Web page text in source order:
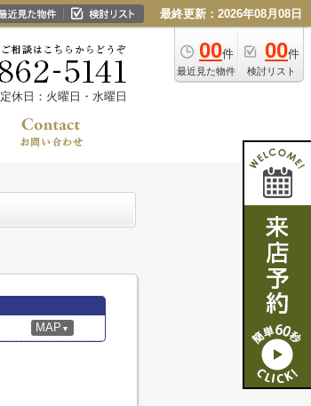
最終更新：2026年08月08日
00件
最近見た物件
00件
検討リスト
定休日：火曜日・水曜日
MAP ▼